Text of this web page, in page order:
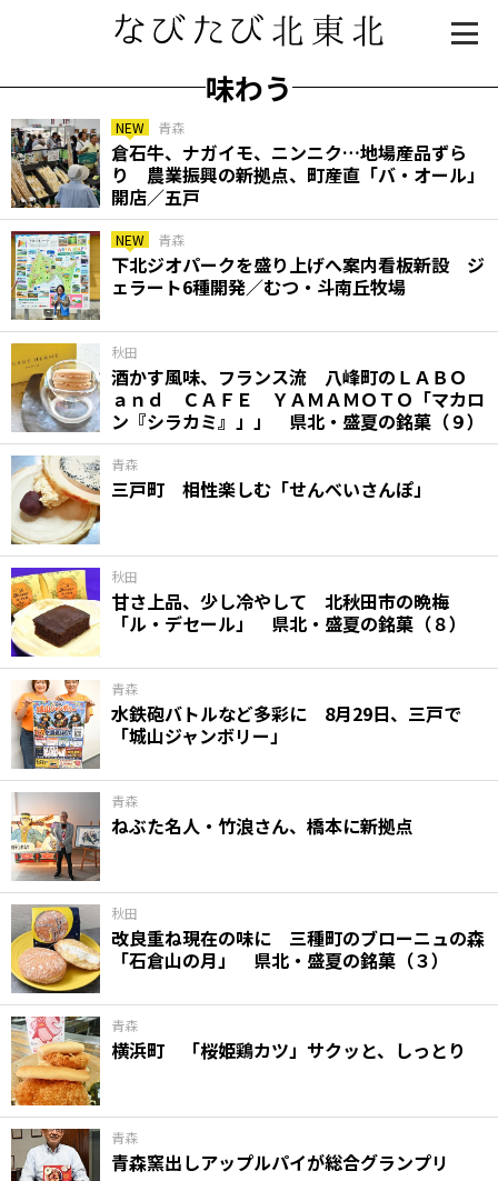
味わう
NEW 青森
倉石牛、ナガイモ、ニンニク…地場産品ずら
り 農業振興の新拠点、町産直「バ・オール」
開店／五戸
NEW 青森
下北ジオパークを盛り上げへ案内看板新設 ジ
ェラート6種開発／むつ・斗南丘牧場
秋田
酒かす風味、フランス流 八峰町のＬＡＢＯ
ａｎｄ ＣＡＦＥ ＹＡＭＡＭＯＴＯ「マカロ
ン『シラカミ』」」 県北・盛夏の銘菓（９）
青森
三戸町 相性楽しむ「せんべいさんぽ」
秋田
甘さ上品、少し冷やして 北秋田市の晩梅
「ル・デセール」 県北・盛夏の銘菓（８）
青森
水鉄砲バトルなど多彩に 8月29日、三戸で
「城山ジャンボリー」
青森
ねぶた名人・竹浪さん、橋本に新拠点
秋田
改良重ね現在の味に 三種町のブローニュの森
「石倉山の月」 県北・盛夏の銘菓（３）
青森
横浜町 「桜姫鶏カツ」サクッと、しっとり
青森
青森窯出しアップルパイが総合グランプリ
知る一覧
世界遺産
文化・歴史
パワースポット
ミステリー
観る一覧
桜
花
紅葉
楽しむ一覧
まつり・イベント
聖地
おみやげ・特産
道の駅・産直
鉄道
アウトドア・レジャー
味わう一覧
麺類
ご当地グルメ
酒
スイーツ
癒す一覧
温泉
自然
宿泊
青森県
岩手県
秋田県